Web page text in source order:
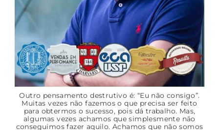
Outro pensamento destrutivo é: “Eu não consigo”.
Muitas vezes não fazemos o que precisa ser feito
para obtermos o sucesso, pois dá trabalho. Mas,
algumas vezes achamos que simplesmente não
conseguimos fazer aquilo. Achamos que não somos